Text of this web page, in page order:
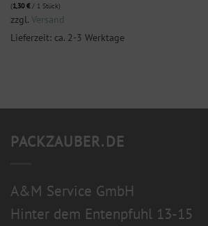
(1,30€/ 1 Stück)
zzgl. Versand
Lieferzeit: ca. 2-3 Werktage
PACKZAUBER.DE
A&M Service GmbH
Hinter dem Entenpfuhl 13-15